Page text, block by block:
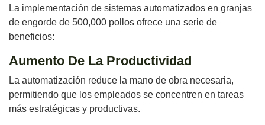
La implementación de sistemas automatizados en granjas
de engorde de 500,000 pollos ofrece una serie de
beneficios:
Aumento De La Productividad
La automatización reduce la mano de obra necesaria,
permitiendo que los empleados se concentren en tareas
más estratégicas y productivas.